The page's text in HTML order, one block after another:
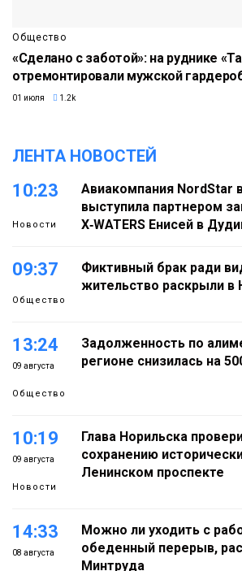
Общество
«Сделано с заботой»: на руднике
отремонтировали мужской
01 июля 1.2k
ЛЕНТА НОВОСТЕЙ
10:23
Новости
Авиакомпания NordStar
выступила партнером
X‑WATERS Енисей в
09:37
Общество
Фиктивный брак ради
жительство раскрыли в
13:24
09 августа
Общество
Задолженность по
регионе снизилась на
10:19
09 августа
Новости
Глава Норильска
сохранению
Ленинском проспекте
14:33
08 августа
Можно ли уходить с
обеденный перерыв,
Минтруда